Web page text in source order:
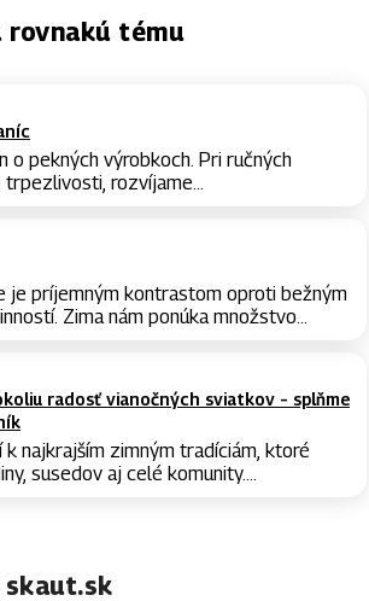
rovnakú tému
o pekných výrobkoch. Pri ručných
trpezlivosti, rozvíjame...
je príjemným kontrastom oproti bežným
Zima nám ponúka množstvo...
radosť vianočných sviatkov – splňme
k najkrajším zimným tradíciám, ktoré
susedov aj celé komunity....
skaut.sk